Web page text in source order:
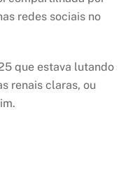
redes sociais no
que estava lutando
renais claras, ou